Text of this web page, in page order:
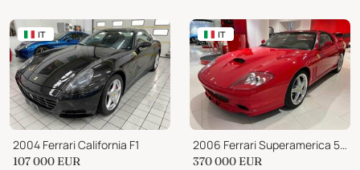
IT
2004 Ferrari California F1
107 000 EUR
IT
2006 Ferrari Superamerica 575 SUPERAMERICA |UNIPROPRIETARIO|1 OF 559
370 000 EUR